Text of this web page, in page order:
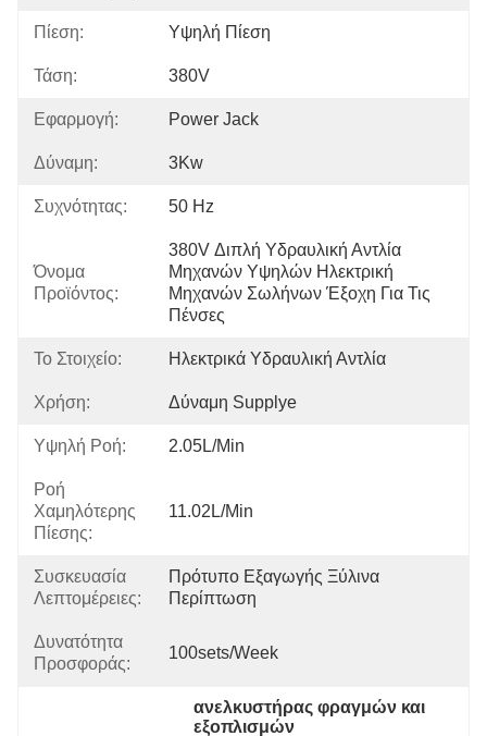
Πίεση: Υψηλή Πίεση
Τάση: 380V
Εφαρμογή: Power Jack
Δύναμη: 3Kw
Συχνότητας: 50 Hz
Όνομα
Προϊόντος:
380V Διπλή Υδραυλική Αντλία
Μηχανών Υψηλών Ηλεκτρική
Μηχανών Σωλήνων Έξοχη Για Τις
Πένσες
Το Στοιχείο: Ηλεκτρικά Υδραυλική Αντλία
Χρήση: Δύναμη Supplye
Υψηλή Ροή: 2.05L/min
Ροή
Χαμηλότερης
Πίεσης:
11.02L/min
Συσκευασία
Λεπτομέρειες:
Πρότυπο Εξαγωγής Ξύλινα
Περίπτωση
Δυνατότητα
Προσφοράς:
100sets/week
ανελκυστήρας φραγμών και
εξοπλισμών